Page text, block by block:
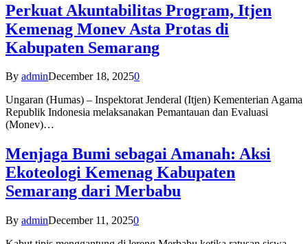
Perkuat Akuntabilitas Program, Itjen
Kemenag Monev Asta Protas di
Kabupaten Semarang
By adminDecember 18, 20250
Ungaran (Humas) – Inspektorat Jenderal (Itjen) Kementerian Agama
Republik Indonesia melaksanakan Pemantauan dan Evaluasi
(Monev)…
Menjaga Bumi sebagai Amanah: Aksi
Ekoteologi Kemenag Kabupaten
Semarang dari Merbabu
By adminDecember 11, 20250